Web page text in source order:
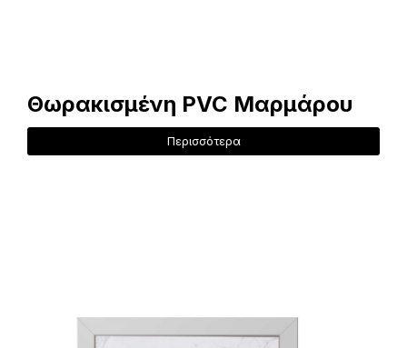
Θωρακισμένη PVC Μαρμάρου
Περισσότερα